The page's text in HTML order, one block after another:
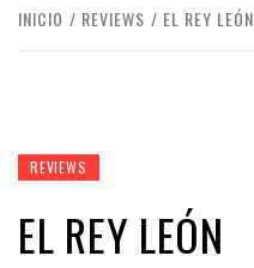
INICIO REVIEWS EL REY LEÓN
REVIEWS
EL REY LEÓN